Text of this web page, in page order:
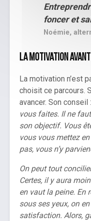
foncer et
Noémie,
La motivation
La motivation n’est
choisit ce parcours.
avancer. Son conseil :
vous faites. Il ne
son objectif. Vous
vous vous mettez
pas, vous n’y
On peut tout
Certes, il y aura
en vaut la peine. En
sous ses yeux, on
satisfaction. Alors,